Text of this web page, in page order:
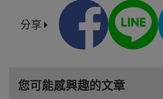
分享
您可能感興趣的文章